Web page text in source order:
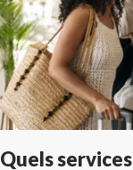
Quels